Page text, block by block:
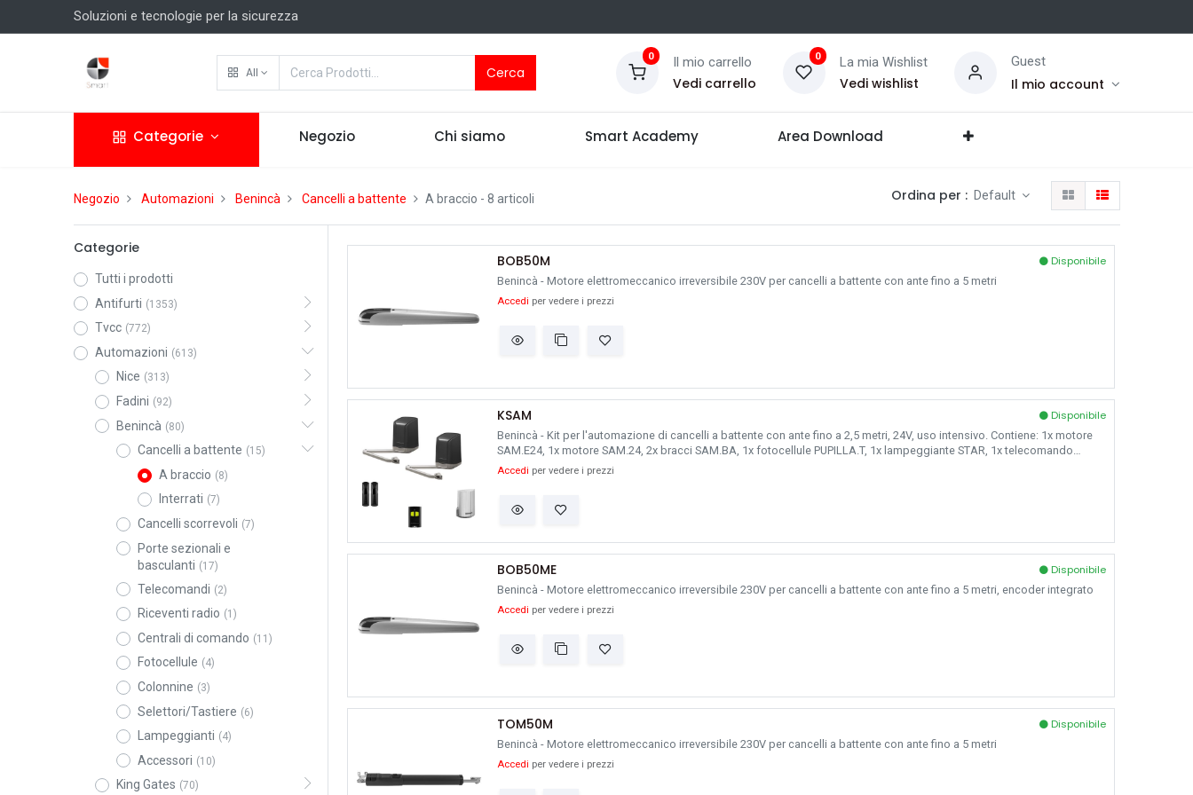
Soluzioni e tecnologie per la sicurezza
All Cerca
0 Il mio carrello
Vedi carrello
0 La mia Wishlist
Vedi wishlist
Guest
Il mio account
Categorie Negozio Chi siamo Smart Academy Area Download
Negozio Automazioni Benincà Cancelli a battente A braccio - 8 articoli Ordina per : Default
Categorie
Tutti i prodotti
Antifurti (1353)
Tvcc (772)
Automazioni (613)
Nice (313)
Fadini (92)
Benincà (80)
Cancelli a battente (15)
A braccio (8)
Interrati (7)
Cancelli scorrevoli (7)
Porte sezionali e
basculanti (17)
Telecomandi (2)
Riceventi radio (1)
Centrali di comando (11)
Fotocellule (4)
Colonnine (3)
Selettori/Tastiere (6)
Lampeggianti (4)
Accessori (10)
King Gates (70)
BOB50M Disponibile
Benincà - Motore elettromeccanico irreversibile 230V per cancelli a battente con ante fino a 5 metri
Accedi per vedere i prezzi
KSAM Disponibile
Benincà - Kit per l'automazione di cancelli a battente con ante fino a 2,5 metri, 24V, uso intensivo. Contiene: 1x motore
SAM.E24, 1x motore SAM.24, 2x bracci SAM.BA, 1x fotocellule PUPILLA.T, 1x lampeggiante STAR, 1x telecomando
TO.GO2VA
Accedi per vedere i prezzi
BOB50ME Disponibile
Benincà - Motore elettromeccanico irreversibile 230V per cancelli a battente con ante fino a 5 metri, encoder integrato
Accedi per vedere i prezzi
TOM50M Disponibile
Benincà - Motore elettromeccanico irreversibile 230V per cancelli a battente con ante fino a 5 metri
Accedi per vedere i prezzi